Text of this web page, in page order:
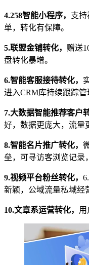
4.258智能小程序， 支
单，转化有保障。
5.联盟金铺转化， 赠送
盘转化暴增。
6.智能客服接待转化，
进入CRM库持续跟踪管
7.大数据智能推荐客户
好，数据更庞大，流量
8.智能名片推广转化，
垒，可寻访客浏览记录
9.视频平台粉丝转化，
新颖，公域流量私域经
10.文章系运营转化， 用